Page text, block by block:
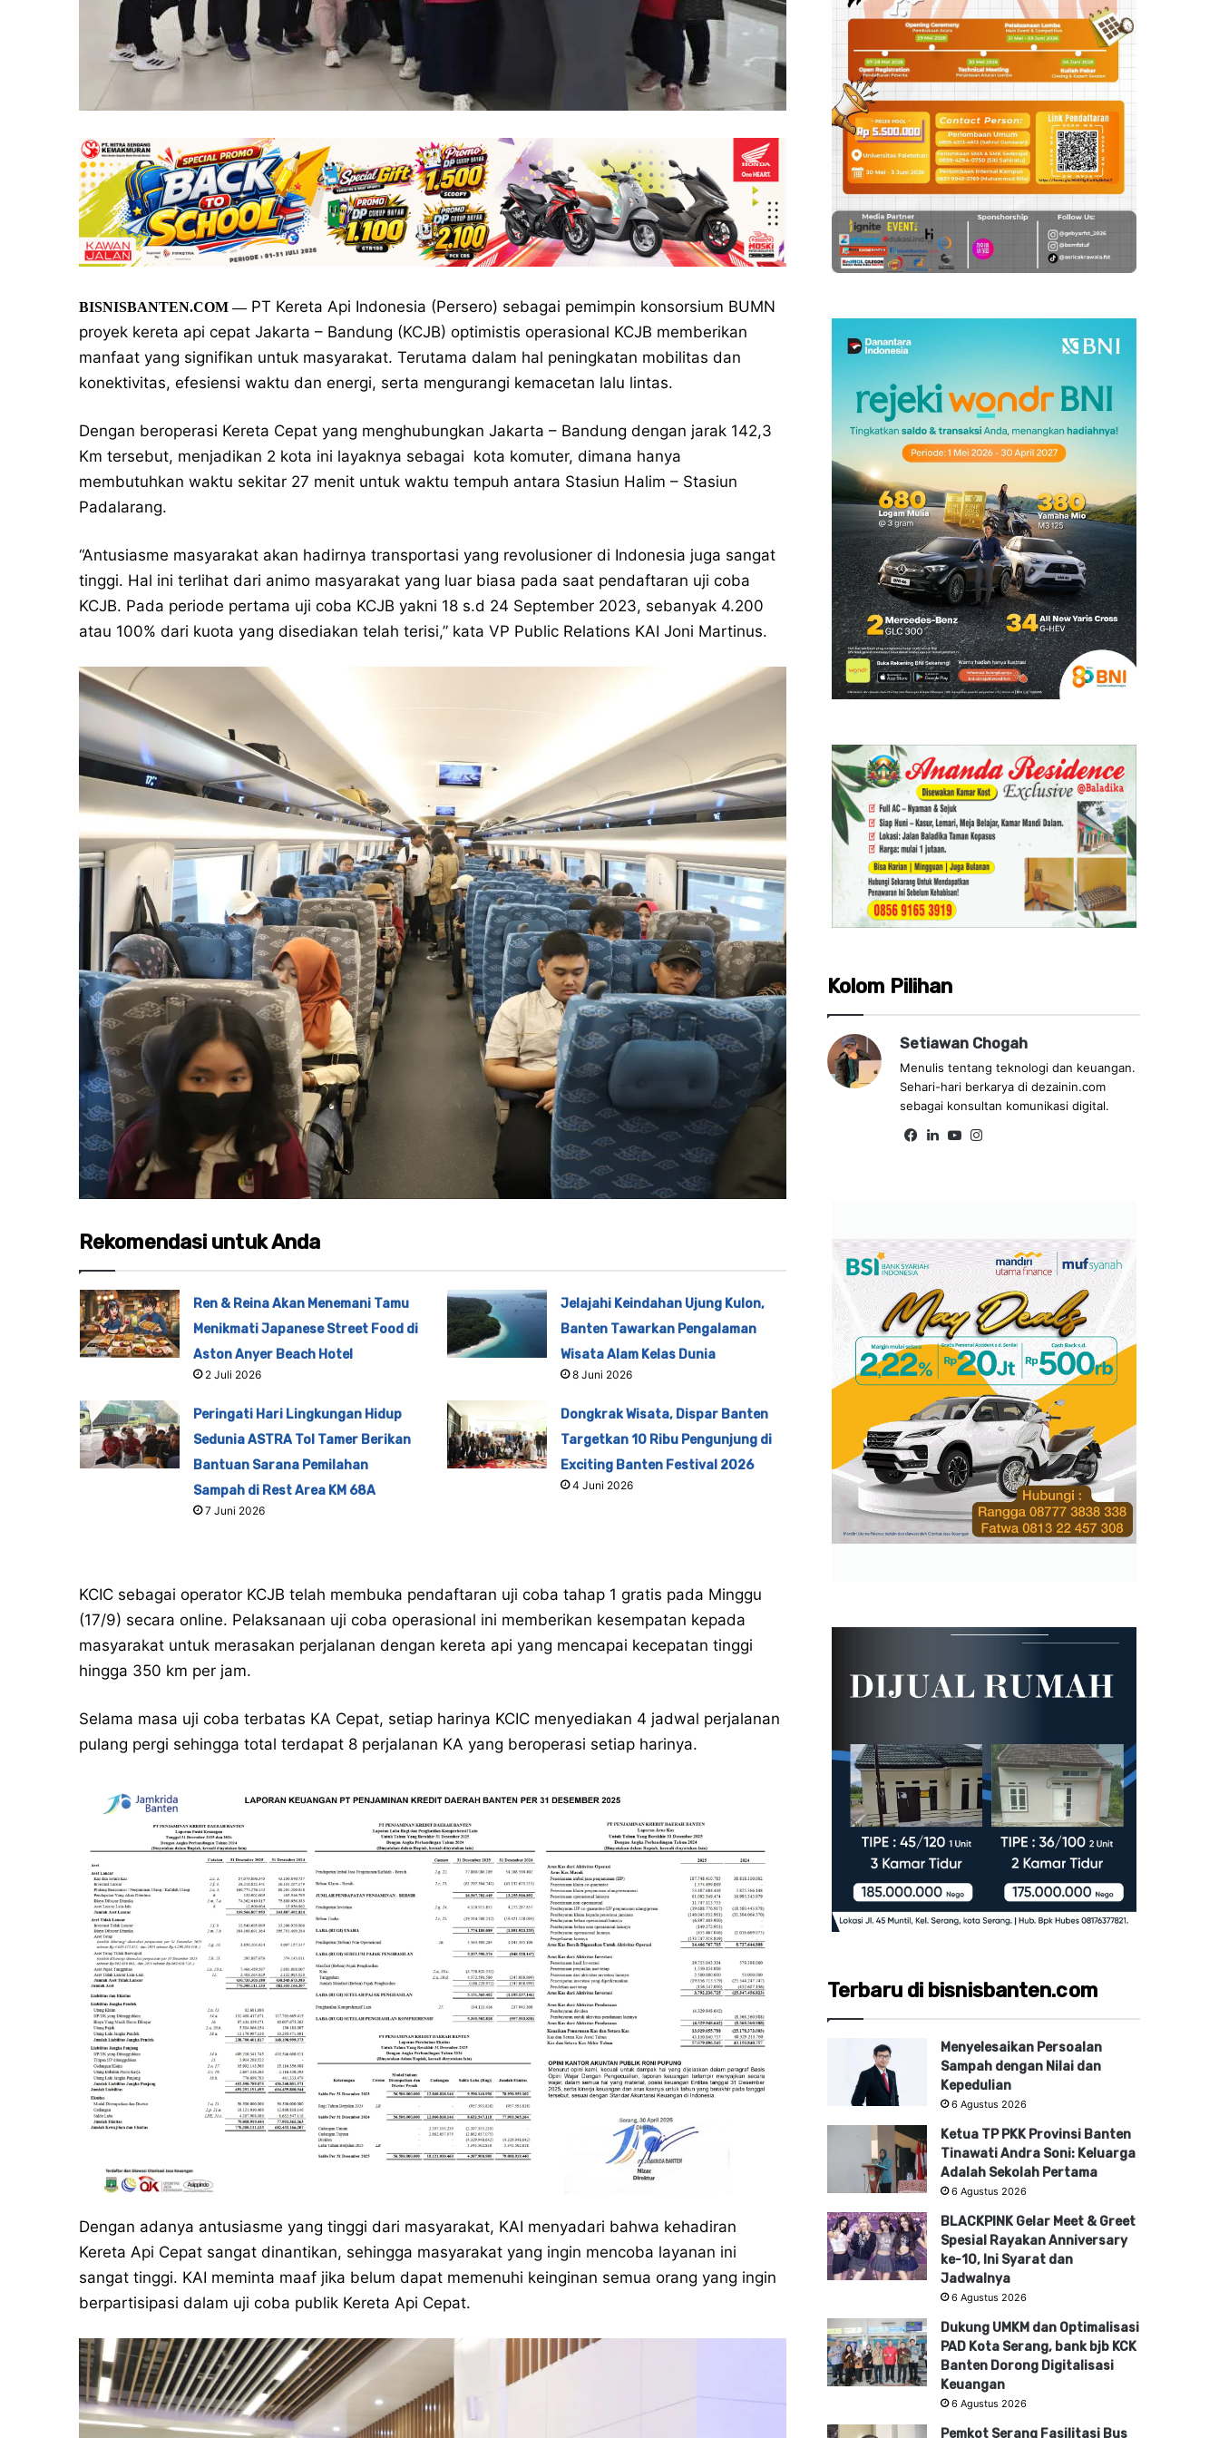
BISNISBANTEN.COM —PT Kereta Api Indonesia (Persero) sebagai pemimpin konsorsium BUMN
proyek kereta api cepat Jakarta – Bandung (KCJB) optimistis operasional KCJB memberikan
manfaat yang signifikan untuk masyarakat. Terutama dalam hal peningkatan mobilitas dan
konektivitas, efesiensi waktu dan energi, serta mengurangi kemacetan lalu lintas.
Dengan beroperasi Kereta Cepat yang menghubungkan Jakarta – Bandung dengan jarak 142,3
Km tersebut, menjadikan 2 kota ini layaknya sebagai kota komuter, dimana hanya
membutuhkan waktu sekitar 27 menit untuk waktu tempuh antara Stasiun Halim – Stasiun
Padalarang.
“Antusiasme masyarakat akan hadirnya transportasi yang revolusioner di Indonesia juga sangat
tinggi. Hal ini terlihat dari animo masyarakat yang luar biasa pada saat pendaftaran uji coba
KCJB. Pada periode pertama uji coba KCJB yakni 18 s.d 24 September 2023, sebanyak 4.200
atau 100% dari kuota yang disediakan telah terisi,” kata VP Public Relations KAI Joni Martinus.
Rekomendasi untuk Anda
Ren & Reina Akan Menemani Tamu
Menikmati Japanese Street Food di
Aston Anyer Beach Hotel
2 Juli 2026
Jelajahi Keindahan Ujung Kulon,
Banten Tawarkan Pengalaman
Wisata Alam Kelas Dunia
8 Juni 2026
Peringati Hari Lingkungan Hidup
Sedunia ASTRA Tol Tamer Berikan
Bantuan Sarana Pemilahan
Sampah di Rest Area KM 68A
7 Juni 2026
Dongkrak Wisata, Dispar Banten
Targetkan 10 Ribu Pengunjung di
Exciting Banten Festival 2026
4 Juni 2026
KCIC sebagai operator KCJB telah membuka pendaftaran uji coba tahap 1 gratis pada Minggu
(17/9) secara online. Pelaksanaan uji coba operasional ini memberikan kesempatan kepada
masyarakat untuk merasakan perjalanan dengan kereta api yang mencapai kecepatan tinggi
hingga 350 km per jam.
Selama masa uji coba terbatas KA Cepat, setiap harinya KCIC menyediakan 4 jadwal perjalanan
pulang pergi sehingga total terdapat 8 perjalanan KA yang beroperasi setiap harinya.
Dengan adanya antusiasme yang tinggi dari masyarakat, KAI menyadari bahwa kehadiran
Kereta Api Cepat sangat dinantikan, sehingga masyarakat yang ingin mencoba layanan ini
sangat tinggi. KAI meminta maaf jika belum dapat memenuhi keinginan semua orang yang ingin
berpartisipasi dalam uji coba publik Kereta Api Cepat.
Kolom Pilihan
Setiawan Chogah
Menulis tentang teknologi dan keuangan.
Sehari-hari berkarya di dezainin.com
sebagai konsultan komunikasi digital.
Fa Lin Yo
Terbaru di bisnisbanten.com
Menyelesaikan Persoalan
Sampah dengan Nilai dan
Kepedulian
6 Agustus 2026
Ketua TP PKK Provinsi Banten
Tinawati Andra Soni: Keluarga
Adalah Sekolah Pertama
6 Agustus 2026
BLACKPINK Gelar Meet & Greet
Spesial Rayakan Anniversary
ke-10, Ini Syarat dan
Jadwalnya
6 Agustus 2026
Dukung UMKM dan Optimalisasi
PAD Kota Serang, bank bjb KCK
Banten Dorong Digitalisasi
Keuangan
6 Agustus 2026
Pemkot Serang Fasilitasi Bus